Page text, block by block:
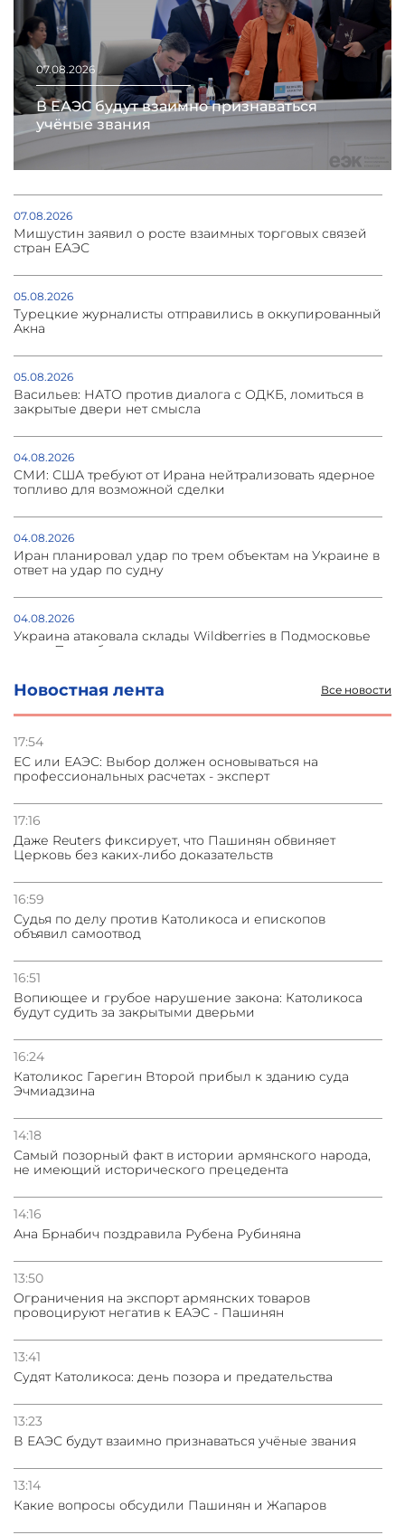
Новостная лента Все новости
17:54
ЕС или ЕАЭС: Выбор должен основываться на
профессиональных расчетах - эксперт
17:16
Даже Reuters фиксирует, что Пашинян обвиняет
Церковь без каких-либо доказательств
16:59
Судья по делу против Католикоса и епископов
объявил самоотвод
16:51
Вопиющее и грубое нарушение закона: Католикоса
будут судить за закрытыми дверьми
16:24
Католикос Гарегин Второй прибыл к зданию суда
Эчмиадзина
14:18
Самый позорный факт в истории армянского народа,
не имеющий исторического прецедента
14:16
Ана Брнабич поздравила Рубена Рубиняна
13:50
Oграничения на экспорт армянских товаров
провоцируют негатив к ЕАЭС - Пашинян
13:41
Судят Католикоса: день позора и предательства
13:23
В ЕАЭС будут взаимно признаваться учёные звания
13:14
Какие вопросы обсудили Пашинян и Жапаров
07.08.2026
В ЕАЭС будут взаимно признаваться
учёные звания
07.08.2026
Мишустин заявил о росте взаимных торговых связей
стран ЕАЭС
05.08.2026
Турецкие журналисты отправились в оккупированный
Акна
05.08.2026
Васильев: НАТО против диалога с ОДКБ, ломиться в
закрытые двери нет смысла
04.08.2026
СМИ: США требуют от Ирана нейтрализовать ядерное
топливо для возможной сделки
04.08.2026
Иран планировал удар по трем объектам на Украине в
ответ на удар по судну
04.08.2026
Украина атаковала склады Wildberries в Подмосковье
и под Петербургом
03.08.2026
Стратегия безопасности ОДКБ допускает применение
03.08.2026
31.07.2026
погрануправления СНБ Армении в Тбилиси